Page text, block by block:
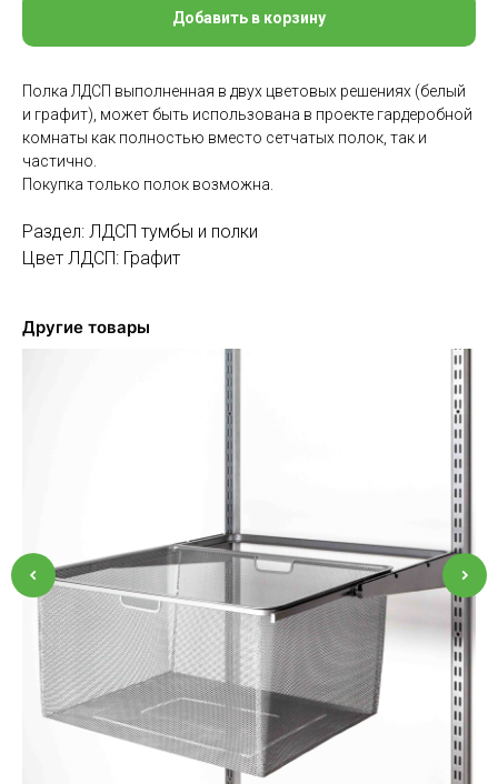
Добавить в корзину
Полка ЛДСП выполненная в двух цветовых решениях (белый
и графит), может быть использована в проекте гардеробной
комнаты как полностью вместо сетчатых полок, так и
частично.
Покупка только полок возможна.
Раздел: ЛДСП тумбы и полки
Цвет ЛДСП: Графит
Другие товары